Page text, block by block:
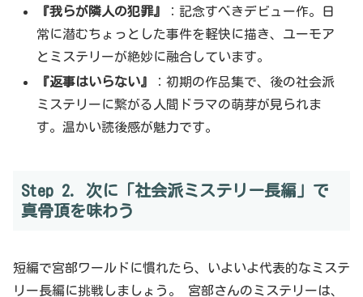
『我らが隣人の犯罪』
：記念すべきデビュー作。日
常に潜むちょっとした事件を軽快に描き、ユーモア
とミステリーが絶妙に融合しています。
『返事はいらない』
：初期の作品集で、後の社会派
ミステリーに繋がる人間ドラマの萌芽が見られま
す。温かい読後感が魅力です。
Step 2. 次に「社会派ミステリー長編」で
真骨頂を味わう
短編で宮部ワールドに慣れたら、いよいよ代表的なミステ
リー長編に挑戦しましょう。 宮部さんのミステリーは、